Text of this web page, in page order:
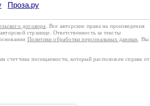
Проза.ру
договора
. Все авторские права на произведения
странице. Ответственность за тексты
Политики обработки персональных данных
. Вы
счетчика посещаемости, который расположен справа от